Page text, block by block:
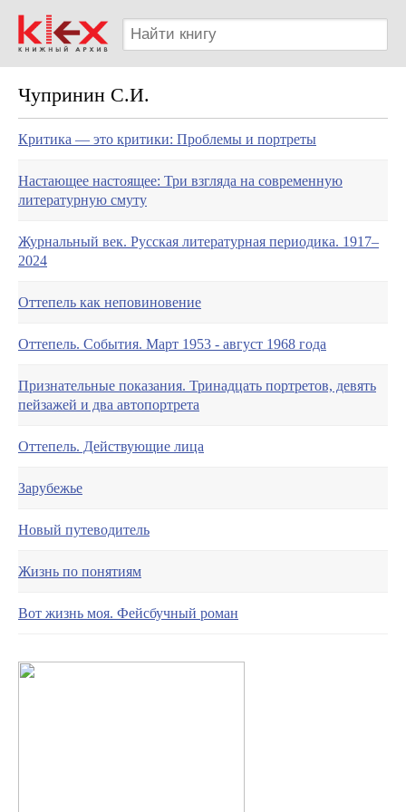
Чупринин С.И.
Критика — это критики: Проблемы и портреты
Настающее настоящее: Три взгляда на современную
литературную смуту
Журнальный век. Русская литературная периодика. 1917–
2024
Оттепель как неповиновение
Оттепель. События. Март 1953 - август 1968 года
Признательные показания. Тринадцать портретов, девять
пейзажей и два автопортрета
Оттепель. Действующие лица
Зарубежье
Новый путеводитель
Жизнь по понятиям
Вот жизнь моя. Фейсбучный роман